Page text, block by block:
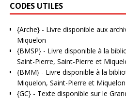
CODES UTILES
{Arche} - Livre disponible aux
Miquelon
{BMSP} - Livre disponible à la
Saint-Pierre, Saint-Pierre et
{BMM} - Livre disponible à la
Miquelon, Saint-Pierre et Miquelon
{GC} - Texte disponible sur le